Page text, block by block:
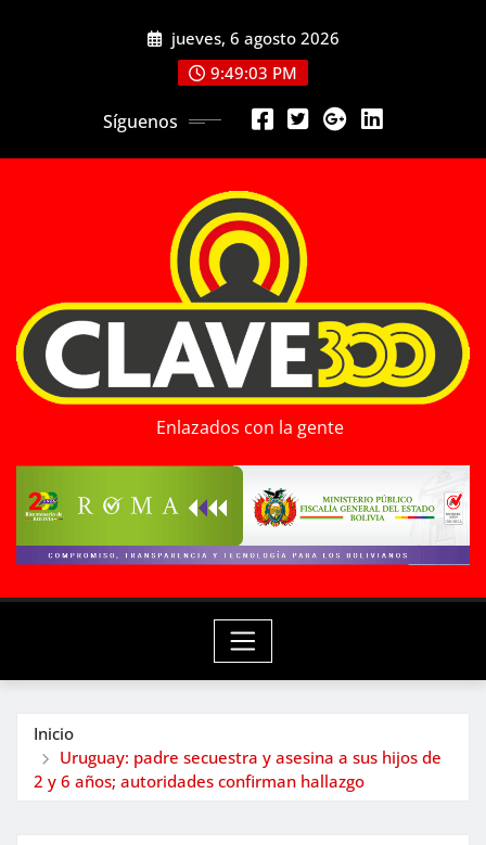
jueves, 6 agosto 2026
9:49:05 PM
Síguenos
Enlazados con la gente
Inicio
Uruguay: padre secuestra y asesina a sus hijos de
2 y 6 años; autoridades confirman hallazgo